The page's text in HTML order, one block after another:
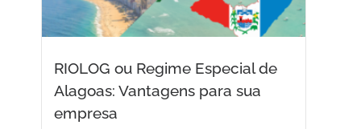
RIOLOG ou Regime Especial de
Alagoas: Vantagens para sua
empresa